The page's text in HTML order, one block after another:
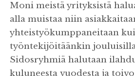
Moni meistä yrityksistä
alla muistaa niin
yhteistyökumppaneitaan
työntekijöitäänkin
Sidosryhmiä halutaan
kuluneesta vuodesta ja